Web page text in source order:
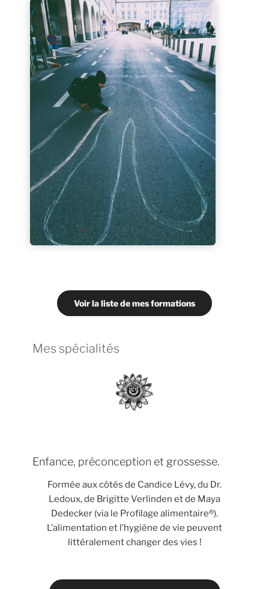
Voir la liste de mes formations
Mes spécialités
Enfance, préconception et grossesse.
Formée aux côtés de Candice Lévy, du Dr.
Ledoux, de Brigitte Verlinden et de Maya
Dedecker (via le Profilage alimentaire®).
L’alimentation et l’hygiène de vie peuvent
littéralement changer des vies !